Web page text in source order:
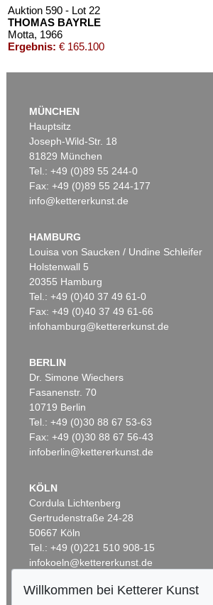
Auktion 590 - Lot 22
THOMAS BAYRLE
Motta, 1966
Ergebnis: € 165.100
Auktion 604 - Lot 68
Ergebnis:€ 8.890
Auktion 404 - Lot 588
THOMAS BAYRLE
AMSTERDAM, 1974
Ergebnis:€ 750
MÜNCHEN
Hauptsitz
Joseph-Wild-Str. 18
81829 München
Tel.: +49 (0)89 55 244-0
Fax: +49 (0)89 55 244-177
info@kettererkunst.de
HAMBURG
Louisa von Saucken / Undine Schleifer
Holstenwall 5
20355 Hamburg
Tel.: +49 (0)40 37 49 61-0
Fax: +49 (0)40 37 49 61-66
infohamburg@kettererkunst.de
BERLIN
Dr. Simone Wiechers
Fasanenstr. 70
10719 Berlin
Tel.: +49 (0)30 88 67 53-63
Fax: +49 (0)30 88 67 56-43
infoberlin@kettererkunst.de
KÖLN
Cordula Lichtenberg
Gertrudenstraße 24-28
50667 Köln
Tel.: +49 (0)221 510 908-15
infokoeln@kettererkunst.de
BADEN-WÜRTTEMBERG
Willkommen bei Ketterer Kunst